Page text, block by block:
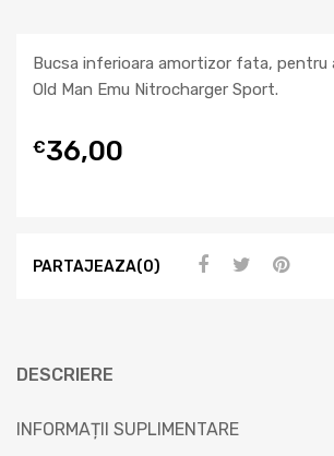
Bucsa inferioara amortizor fata, pentru
Old Man Emu Nitrocharger Sport.
€36,00
PARTAJEAZA(0)
DESCRIERE
INFORMAȚII SUPLIMENTARE